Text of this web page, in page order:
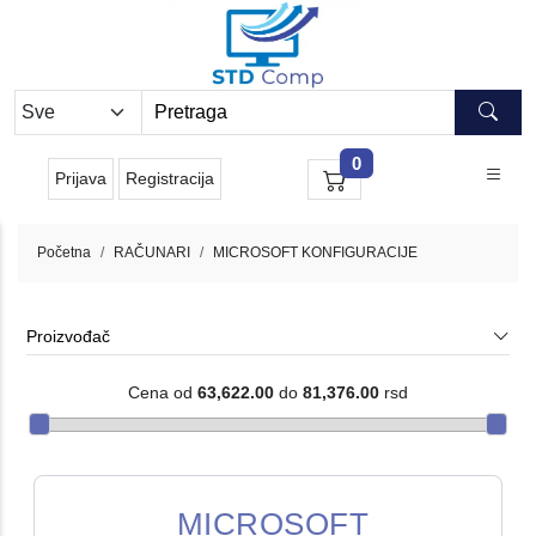
Prijava Registracija
0
Početna RAČUNARI MICROSOFT KONFIGURACIJE
Proizvođač
Cena od 63,622.00 do 81,376.00 rsd
MICROSOFT